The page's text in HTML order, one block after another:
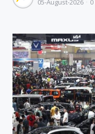
by
05-August-2026
0